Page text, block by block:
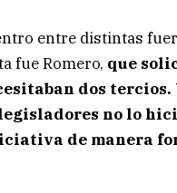
entre distintas
fue Romero, que
dos
no lo
de manera